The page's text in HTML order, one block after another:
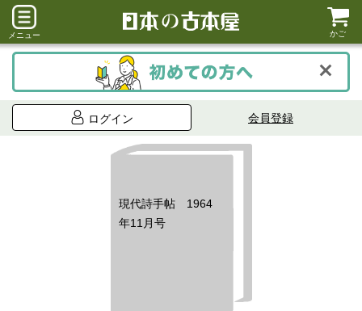
メニュー かご
ログイン 会員登録
現代詩手帖 1964
年11月号